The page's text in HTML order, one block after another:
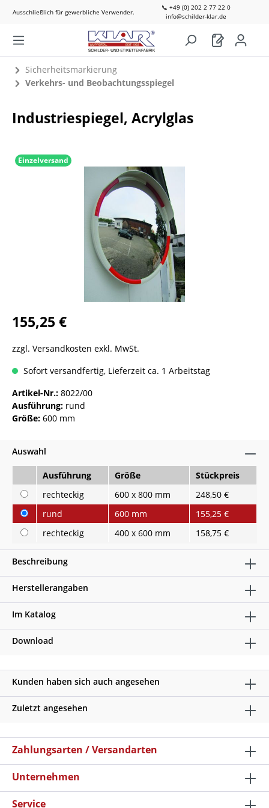
Ausschließlich für gewerbliche Verwender.
📞 +49 (0) 202 2 77 22 0
info@schilder-klar.de
Sicherheitsmarkierung
Verkehrs- und Beobachtungsspiegel
Industriespiegel, Acrylglas
Einzelversand
155,25 €
zzgl. Versandkosten exkl. MwSt.
Sofort versandfertig, Lieferzeit ca. 1 Arbeitstag
Artikel-Nr.: 8022/00
Ausführung: rund
Größe: 600 mm
Auswahl
Ausführung Größe
Stückpreis
rechteckig
600 x 800 mm
248,50 €
rund
600 mm
155,25 €
rechteckig
400 x 600 mm 158,75 €
Beschreibung
Herstellerangaben
Im Katalog
Download
Kunden haben sich auch angesehen
Zuletzt angesehen
Zahlungsarten / Versandarten
Unternehmen
Service